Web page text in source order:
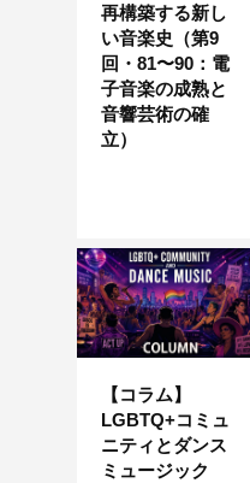
再構築する新し
い音楽史（第9
回・81〜90：電
子音楽の成熟と
音響芸術の確
立）
【コラム】
LGBTQ+コミュ
ニティとダンス
ミュージック